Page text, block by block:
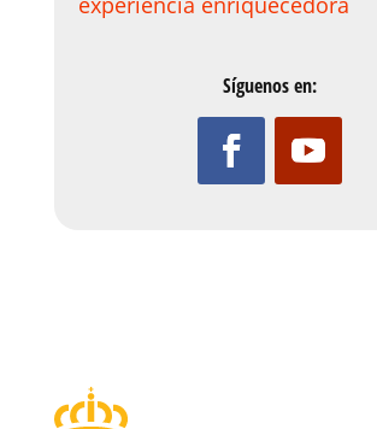
Síguenos en: